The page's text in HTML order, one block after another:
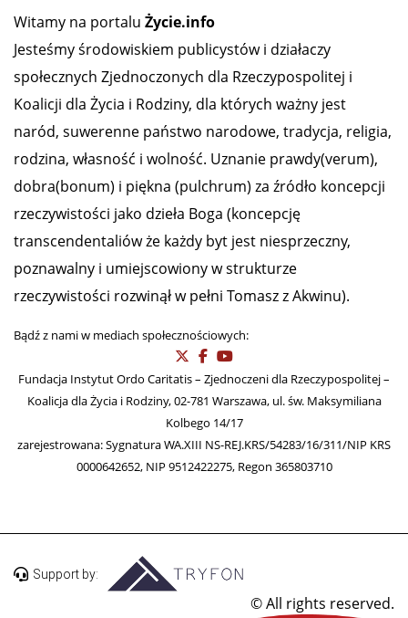
Witamy na portalu Życie.info
Jesteśmy środowiskiem publicystów i działaczy
społecznych Zjednoczonych dla Rzeczypospolitej i
Koalicji dla Życia i Rodziny, dla których ważny jest
naród, suwerenne państwo narodowe, tradycja, religia,
rodzina, własność i wolność. Uznanie prawdy(verum),
dobra(bonum) i piękna (pulchrum) za źródło koncepcji
rzeczywistości jako dzieła Boga (koncepcję
transcendentaliów że każdy byt jest niesprzeczny,
poznawalny i umiejscowiony w strukturze
rzeczywistości rozwinął w pełni Tomasz z Akwinu).
Bądź z nami w mediach społecznościowych:
Fundacja Instytut Ordo Caritatis – Zjednoczeni dla Rzeczypospolitej –
Koalicja dla Życia i Rodziny, 02-781 Warszawa, ul. św. Maksymiliana
Kolbego 14/17
zarejestrowana: Sygnatura WA.XIII NS-REJ.KRS/54283/16/311/NIP KRS
0000642652, NIP 9512422275, Regon 365803710
Support by:
© All rights reserved.